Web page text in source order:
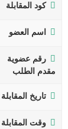
كود المقابلة
اسم العضو
رقم عضوية
مقدم الطلب
تاريخ المقابلة
وقت المقابلة